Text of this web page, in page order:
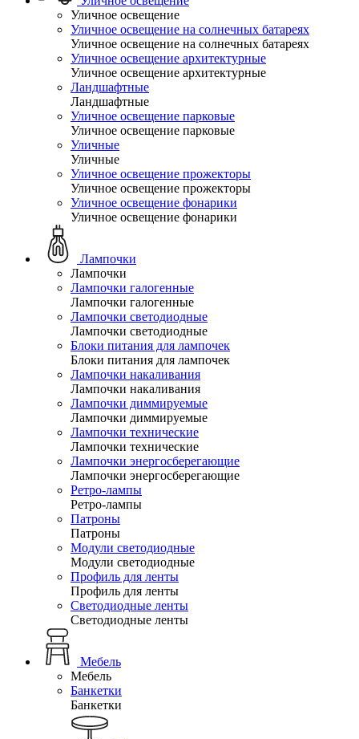
Уличное освещение
Уличное освещение на солнечных батареях
Уличное освещение на солнечных батареях
Уличное освещение архитектурные
Уличное освещение архитектурные
Ландшафтные
Ландшафтные
Уличное освещение парковые
Уличное освещение парковые
Уличные
Уличные
Уличное освещение прожекторы
Уличное освещение прожекторы
Уличное освещение фонарики
Уличное освещение фонарики
Лампочки
Лампочки
Лампочки галогенные
Лампочки галогенные
Лампочки светодиодные
Лампочки светодиодные
Блоки питания для лампочек
Блоки питания для лампочек
Лампочки накаливания
Лампочки накаливания
Лампочки диммируемые
Лампочки диммируемые
Лампочки технические
Лампочки технические
Лампочки энергосберегающие
Лампочки энергосберегающие
Ретро-лампы
Ретро-лампы
Патроны
Патроны
Модули светодиодные
Модули светодиодные
Профиль для ленты
Профиль для ленты
Светодиодные ленты
Светодиодные ленты
Мебель
Мебель
Банкетки
Банкетки